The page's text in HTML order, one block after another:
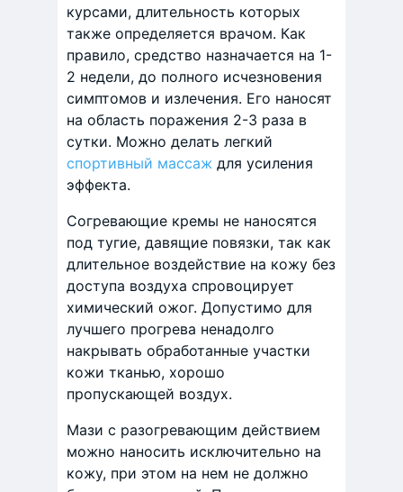
курсами, длительность которых
также определяется врачом. Как
правило, средство назначается на 1-
2 недели, до полного исчезновения
симптомов и излечения. Его наносят
на область поражения 2-3 раза в
сутки. Можно делать легкий
спортивный массаж для усиления
эффекта.
Согревающие кремы не наносятся
под тугие, давящие повязки, так как
длительное воздействие на кожу без
доступа воздуха спровоцирует
химический ожог. Допустимо для
лучшего прогрева ненадолго
накрывать обработанные участки
кожи тканью, хорошо
пропускающей воздух.
Мази с разогревающим действием
можно наносить исключительно на
кожу, при этом на нем не должно